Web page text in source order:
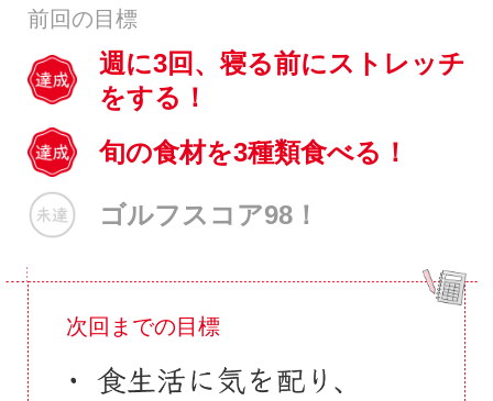
前回の目標
週に3回、寝る前にストレッチ
をする！
旬の食材を3種類食べる！
ゴルフスコア98！
次回までの目標